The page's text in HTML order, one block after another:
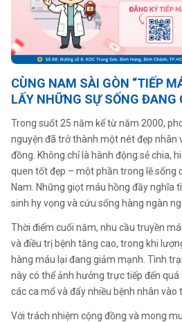
CÙNG NAM SÀI GÒN “TIẾP
LẤY NHỮNG SỰ SỐNG ĐANG
Trong suốt 25 năm kể từ năm 2000,
nguyện đã trở thành một nét đẹp nhân
đồng. Không chỉ là hành động sẻ chia,
quen tốt đẹp – một phần trong lẽ sống
Nam. Những giọt máu hồng đầy nghĩa
sinh hy vọng và cứu sống hàng ngàn
Thời điểm cuối năm, nhu cầu truyền
và điều trị bệnh tăng cao, trong khi
hàng máu lại đang giảm mạnh. Tình
này có thể ảnh hưởng trực tiếp đến
các ca mổ và đẩy nhiều bệnh nhân vào
Với trách nhiệm cộng đồng và mong